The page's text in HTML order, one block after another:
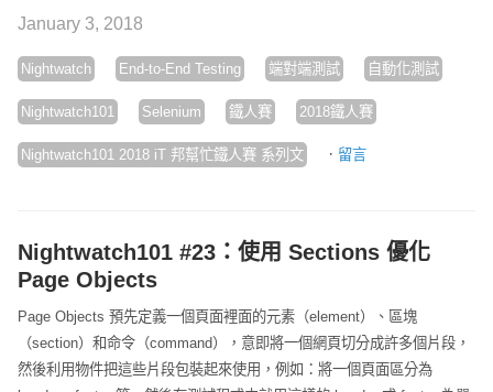
January 3, 2018
Nightwatch End-to-End Testing 端對端測試 自動化測試
Nightwatch101 Selenium 鐵人賽 2018鐵人賽
Nightwatch101 2018 iT 邦幫忙鐵人賽 系列文 · 留言
Nightwatch101 #23：使用 Sections 優化
Page Objects
Page Objects 預先定義一個頁面裡面的元素（element）、區塊
（section）和命令（command），意即將一個網頁切分成許多個片段，
然後利用物件把這些片段包裝起來使用，例如：將一個頁面區分為